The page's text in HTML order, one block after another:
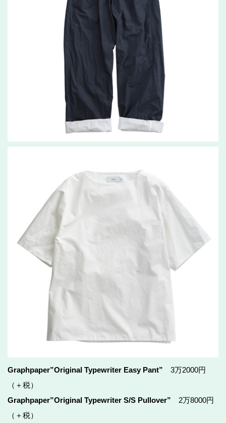
Graphpaper”Original Typewriter Easy Pant” 3万2000円
（＋税）
Graphpaper”Original Typewriter S/S Pullover” 2万8000円
（＋税）